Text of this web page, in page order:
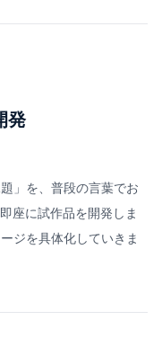
発
」を、普段の言葉でお
座に試作品を開発しま
ジを具体化していきま